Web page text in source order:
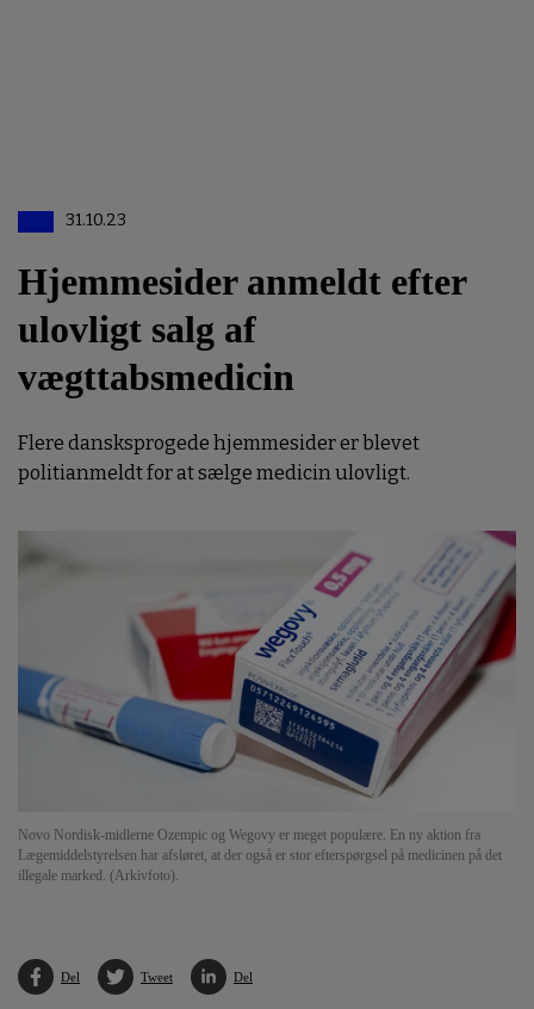
31.10.23
Hjemmesider anmeldt efter
ulovligt salg af
vægttabsmedicin
Flere dansksprogede hjemmesider er blevet
politianmeldt for at sælge medicin ulovligt.
Novo Nordisk-midlerne Ozempic og Wegovy er meget populære. En ny aktion fra
Lægemiddelstyrelsen har afsløret, at der også er stor efterspørgsel på medicinen på det
illegale marked. (Arkivfoto).
Del Tweet Del